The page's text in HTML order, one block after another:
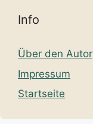
Info
Über den Autor
Impressum
Startseite